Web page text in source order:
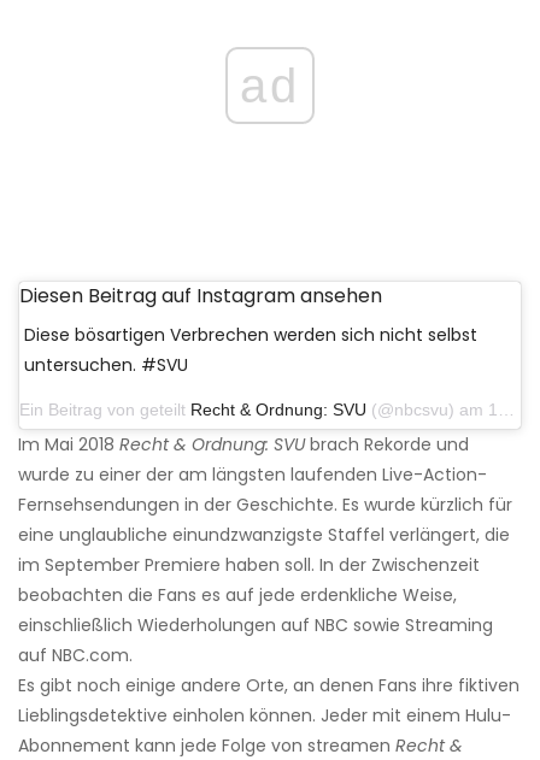
ad
Diesen Beitrag auf Instagram ansehen
Diese bösartigen Verbrechen werden sich nicht selbst
untersuchen. #SVU
Ein Beitrag von geteilt Recht & Ordnung: SVU (@nbcsvu) am 16. Mai 2019 um 19:00 Uhr PDT
Im Mai 2018 Recht & Ordnung: SVUbrach Rekorde und
wurde zu einer der am längsten laufenden Live-Action-
Fernsehsendungen in der Geschichte. Es wurde kürzlich für
eine unglaubliche einundzwanzigste Staffel verlängert, die
im September Premiere haben soll. In der Zwischenzeit
beobachten die Fans es auf jede erdenkliche Weise,
einschließlich Wiederholungen auf NBC sowie Streaming
auf NBC.com.
Es gibt noch einige andere Orte, an denen Fans ihre fiktiven
Lieblingsdetektive einholen können. Jeder mit einem Hulu-
Abonnement kann jede Folge von streamen Recht &